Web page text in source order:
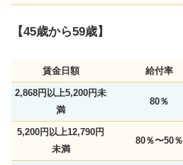
【45歳から59歳】
賃金日額 給付率
2,868円以上5,200円未
満
80％
5,200円以上12,790円
未満
80％〜50％